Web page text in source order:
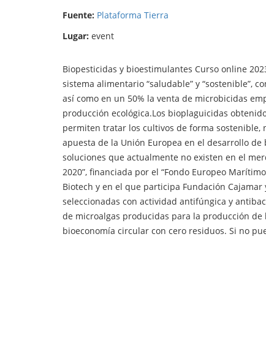
Fuente: Plataforma Tierra
Lugar: event
Biopesticidas y bioestimulantes Curso online
sistema alimentario “saludable” y “sostenible”,
así como en un 50% la venta de microbicidas
producción ecológica.Los bioplaguicidas
permiten tratar los cultivos de forma sostenible,
apuesta de la Unión Europea en el desarrollo
soluciones que actualmente no existen en el
2020”, financiada por el “Fondo Europeo
Biotech y en el que participa Fundación
seleccionadas con actividad antifúngica y
de microalgas producidas para la producción
bioeconomía circular con cero residuos. Si no